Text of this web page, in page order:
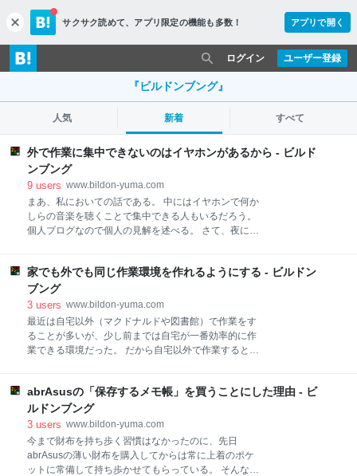
c
l
o
s
サクサク読めて、 アプリ限定の機能も多数！ アプリで開く
ユーザー登録
ログイン
『ビルドンブング』
人気 新着 すべて
外で作業に集中できないのはイヤホンがあるから - ビルド
ンブング
9 users www.bildon-yuma.com
まあ、私においての話である。 中にはイヤホンで何か
しらの音楽を聴くことで集中できる人もいるだろう。
個人ブログなので個人の見解を述べる。 さて、夜にマ
に集中できないで無為に時間を過ごしてしまう。 仕事
で疲れているからか？ それも理由の一つなのだけれ
ど、実際にそういうときに私がマクドナルドでどのよ
うにして時間を過ごしているかを考えれば原因はすぐ
にわかるのだ。 そう、YouTubeを見ている。 ついつ
い見てしまうのだ。 YouTubeを見ながらご飯を食べる
へイヤホンを持っていかないからだ。 平日は、会社に
イヤホンを持って行くし、帰りに家に戻らず直接マク
ドナルドへ行くから、イヤホンがあるわけである。
家でも外でも同じ作業環境を作れるようにする - ビルドン
ブング
3 users www.bildon-yuma.com
最近は自宅以外（マクドナルドや図書館）で作業をす
ることが多いが、少し前までは自宅が一番効率的に作
業できる環境だった。 だから自宅以外で作業するとい
ところに理由がある場合だった。 しかし今は違う。 家
だろうと外だろうと、作業環境を同じにできる。 最も
大きな要因は外部ディスプレイを使わないようになっ
たことだろう。 少し前までは自宅の32インチ４Kモニ
タじゃないと画面の作業領域が狭くてとても作業でき
ないという状態だった。 www.bildon-yuma.com しか
abrAsusの「保存するメモ帳」を買うことにした理由 - ビ
ルドンブング
3 users www.bildon-yuma.com
今まで財布を持ち歩く習慣はなかったのに、先日
abrAsusの薄い財布を購入してからは常に上着のポケ
ットに常備して持ち歩かせてもらっている。 そんな